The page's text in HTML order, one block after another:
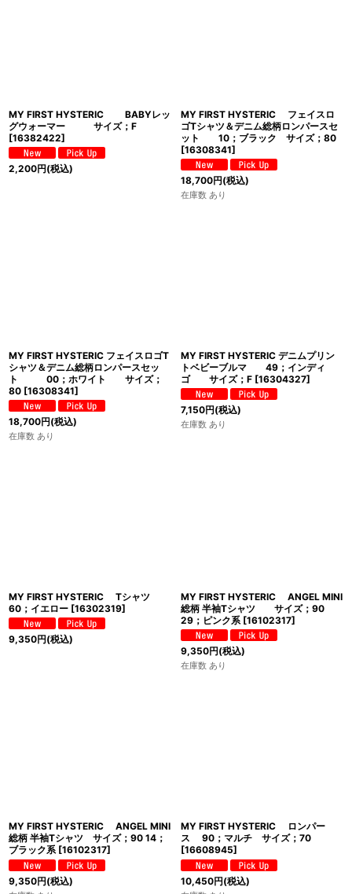
MY FIRST HYSTERIC BABYレッ
グウォーマー サイズ；F
[16382422]
2,200円(税込)
MY FIRST HYSTERIC フェイスロ
ゴTシャツ＆デニム総柄ロンパースセ
ット 10；ブラック サイズ；80
[16308341]
18,700円(税込)
在庫数 あり
MY FIRST HYSTERIC フェイスロゴT
シャツ＆デニム総柄ロンパースセッ
ト 00；ホワイト サイズ；
80 [16308341]
18,700円(税込)
在庫数 あり
MY FIRST HYSTERIC デニムプリン
トベビーブルマ 49；インディ
ゴ サイズ；F [16304327]
7,150円(税込)
在庫数 あり
MY FIRST HYSTERIC Tシャツ
60；イエロー [16302319]
9,350円(税込)
MY FIRST HYSTERIC ANGEL MINI
総柄 半袖Tシャツ サイズ；90
29；ピンク系 [16102317]
9,350円(税込)
在庫数 あり
MY FIRST HYSTERIC ANGEL MINI
総柄 半袖Tシャツ サイズ；90 14；
ブラック系 [16102317]
9,350円(税込)
MY FIRST HYSTERIC ロンパー
ス 90；マルチ サイズ；70
[16608945]
10,450円(税込)